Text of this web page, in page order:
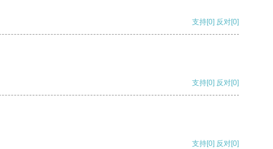
支持[0] 反对[0]
支持[0] 反对[0]
支持[0] 反对[0]